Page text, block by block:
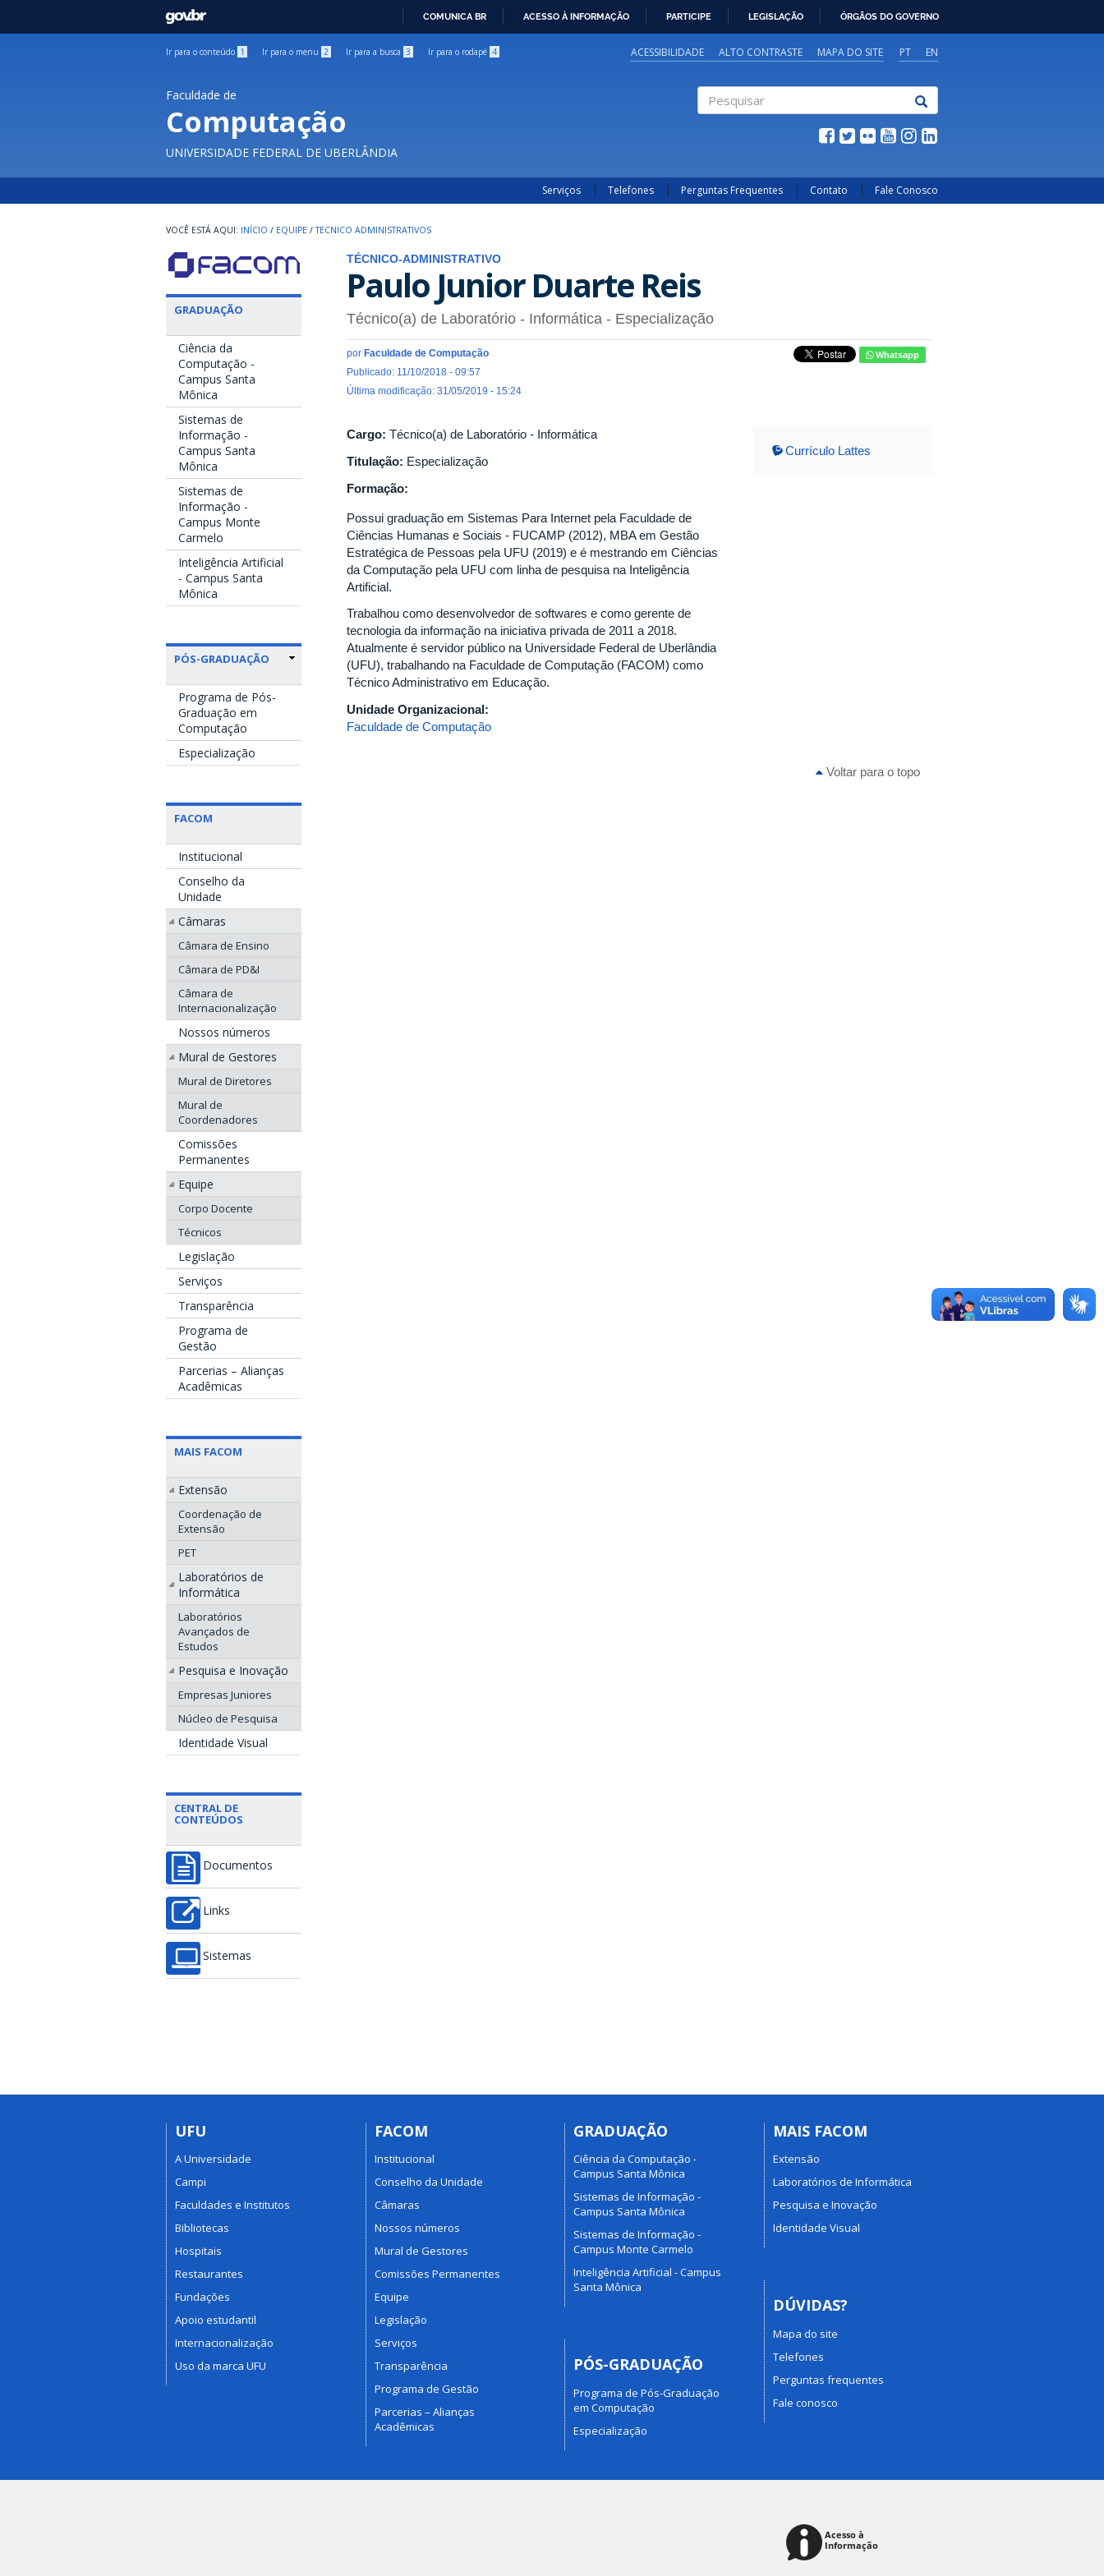
GOVBR
COMUNICA BR ACESSO À INFORMAÇÃO PARTICIPE LEGISLAÇÃO ÓRGÃOS DO GOVERNO
Ir para o conteúdo 1 Ir para o menu 2 Ir para a busca 3 Ir para o rodapé 4 PT EN
ACESSIBILIDADE ALTO CONTRASTE MAPA DO SITE
Faculdade de
Computação
UNIVERSIDADE FEDERAL DE UBERLÂNDIA
Serviços Telefones Perguntas Frequentes Contato Fale Conosco
INÍCIO / EQUIPE / TECNICO ADMINISTRATIVOS
GRADUAÇÃO
Ciência da
Computação -
Campus Santa
Mônica
Sistemas de
Informação -
Campus Santa
Mônica
Sistemas de
Informação -
Campus Monte
Carmelo
Inteligência Artificial
- Campus Santa
Mônica
PÓS-GRADUAÇÃO
Programa de Pós-
Graduação em
Computação
Especialização
FACOM
Institucional
Conselho da
Unidade
Câmaras
Câmara de Ensino
Câmara de PD&I
Câmara de
Internacionalização
Nossos números
Mural de Gestores
Mural de Diretores
Mural de
Coordenadores
Comissões
Permanentes
Equipe
Corpo Docente
Técnicos
Legislação
Serviços
Transparência
Programa de
Gestão
Parcerias – Alianças
Acadêmicas
MAIS FACOM
Extensão
Coordenação de
Extensão
PET
Laboratórios de
Informática
Laboratórios
Avançados de
Estudos
Pesquisa e Inovação
Empresas Juniores
Núcleo de Pesquisa
Identidade Visual
CENTRAL DE
CONTEÚDOS
Documentos
Links
Sistemas
TÉCNICO-ADMINISTRATIVO
Paulo Junior Duarte Reis
Técnico(a) de Laboratório - Informática - Especialização
por Faculdade de Computação
Publicado: 11/10/2018 - 09:57
Última modificação: 31/05/2019 - 15:24
Whatsapp
Cargo: Técnico(a) de Laboratório - Informática
Titulação: Especialização
Formação:
Possui graduação em Sistemas Para Internet pela Faculdade de
Ciências Humanas e Sociais - FUCAMP (2012), MBA em Gestão
Estratégica de Pessoas pela UFU (2019) e é mestrando em Ciências
da Computação pela UFU com linha de pesquisa na Inteligência
Artificial.
Trabalhou como desenvolvedor de softwares e como gerente de
tecnologia da informação na iniciativa privada de 2011 a 2018.
Atualmente é servidor público na Universidade Federal de Uberlândia
(UFU), trabalhando na Faculdade de Computação (FACOM) como
Técnico Administrativo em Educação.
Unidade Organizacional:
Faculdade de Computação
Currículo Lattes
Voltar para o topo
UFU
A Universidade
Campi
Faculdades e Institutos
Bibliotecas
Hospitais
Restaurantes
Fundações
Apoio estudantil
Internacionalização
Uso da marca UFU
FACOM
Institucional
Conselho da Unidade
Câmaras
Nossos números
Mural de Gestores
Comissões Permanentes
Equipe
Legislação
Serviços
Transparência
Programa de Gestão
Parcerias – Alianças
Acadêmicas
GRADUAÇÃO
Ciência da Computação -
Campus Santa Mônica
Sistemas de Informação -
Campus Santa Mônica
Sistemas de Informação -
Campus Monte Carmelo
Inteligência Artificial - Campus
Santa Mônica
PÓS-GRADUAÇÃO
Programa de Pós-Graduação
em Computação
Especialização
MAIS FACOM
Extensão
Laboratórios de Informática
Pesquisa e Inovação
Identidade Visual
DÚVIDAS?
Mapa do site
Telefones
Perguntas frequentes
Fale conosco